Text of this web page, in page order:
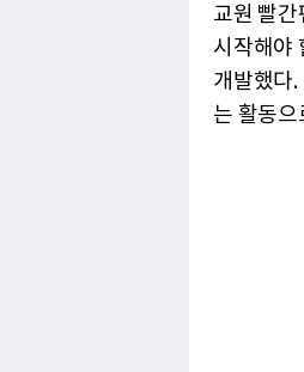
교원 빨
시작해야
개발했다
는 활동으